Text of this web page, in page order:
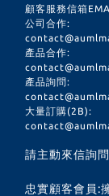
顧客服務信箱
公司合作:
產品合作:
產品詢問:
大量訂購(2B):
請主動來信詢
忠實顧客會員: